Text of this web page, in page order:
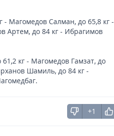
- Магомедов Салман, до 65,8 кг -
Артем, до 84 кг - Ибрагимов
61,2 кг - Магомедов Гамзат, до
Шамиль, до 84 кг -
+1